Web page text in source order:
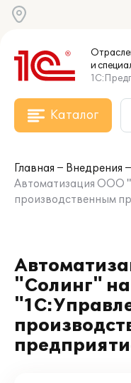
и
Каталог
Главная
Внедрения
Автоматизация ООО
производственным
"Солинг" на